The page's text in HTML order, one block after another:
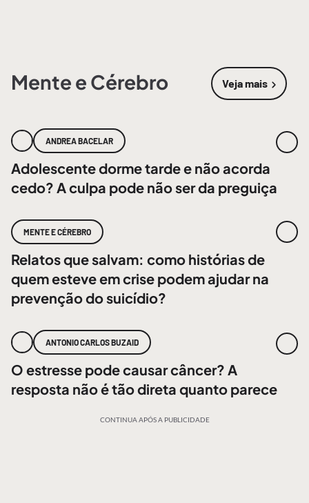
Mente e Cérebro Veja mais
sobre
ANDREA BACELAR
Adolescente dorme tarde e não acorda
cedo? A culpa pode não ser da preguiça
MENTE E CÉREBRO
Relatos que salvam: como histórias de
quem esteve em crise podem ajudar na
prevenção do suicídio?
ANTONIO CARLOS BUZAID
O estresse pode causar câncer? A
resposta não é tão direta quanto parece
CONTINUA APÓS A PUBLICIDADE